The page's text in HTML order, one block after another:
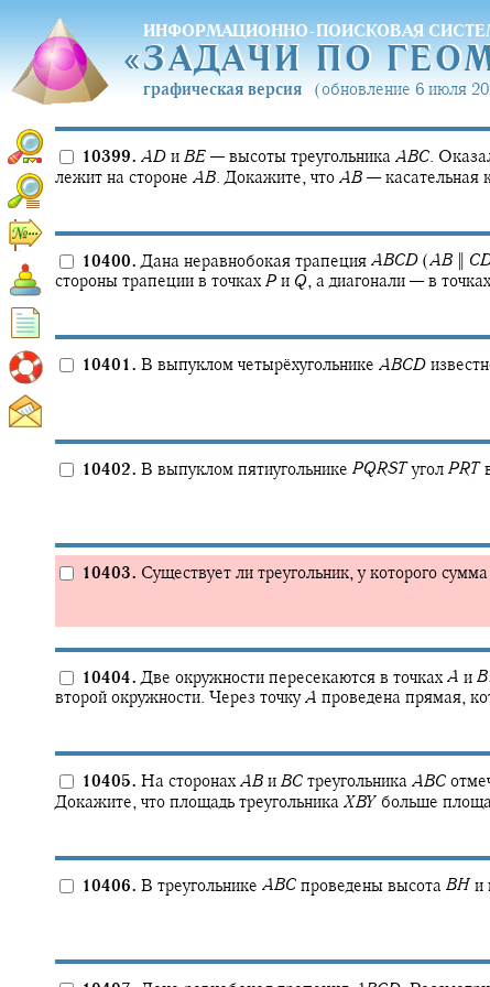
ИНФОРМАЦИОННО-ПОИСКОВАЯ
«ЗАДАЧИ ПО
«ЗАДАЧИ ПО
графическая версия (обновление 6 июля
10399. AD и BE — высоты треугольника ABC.
лежит на стороне AB. Докажите, что AB — касательная
10400. Дана неравнобокая трапеция ABCD (AB C
стороны трапеции в точках P и Q, а диагонали — в точках
10401. В выпуклом четырёхугольнике ABCD
10402. В выпуклом пятиугольнике PQRSTугол PRT
10403. Существует ли треугольник, у которого
10404. Две окружности пересекаются в точках A и B.
второй окружности. Через точкуA проведена прямая,
10405. На сторонах AB и BC треугольника ABC
Докажите, что площадь треугольника XBY больше
10406. В треугольнике ABC проведены высота BH и